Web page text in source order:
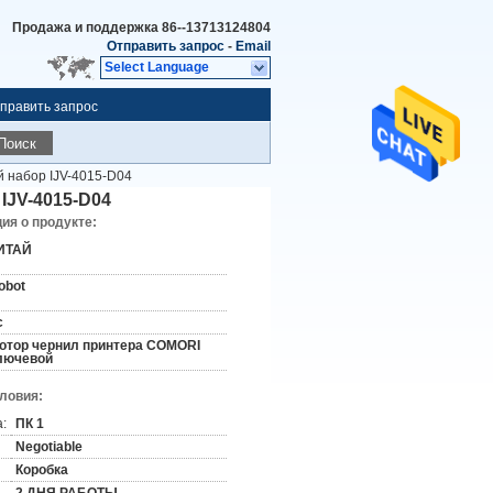
Продажа и поддержка 86--13713124804
Отправить запрос - Email
Select Language
запрос
набор IJV-4015-D04
4015-D04
о продукте:
чернил принтера COMORI
ПК 1
Negotiable
Коробка